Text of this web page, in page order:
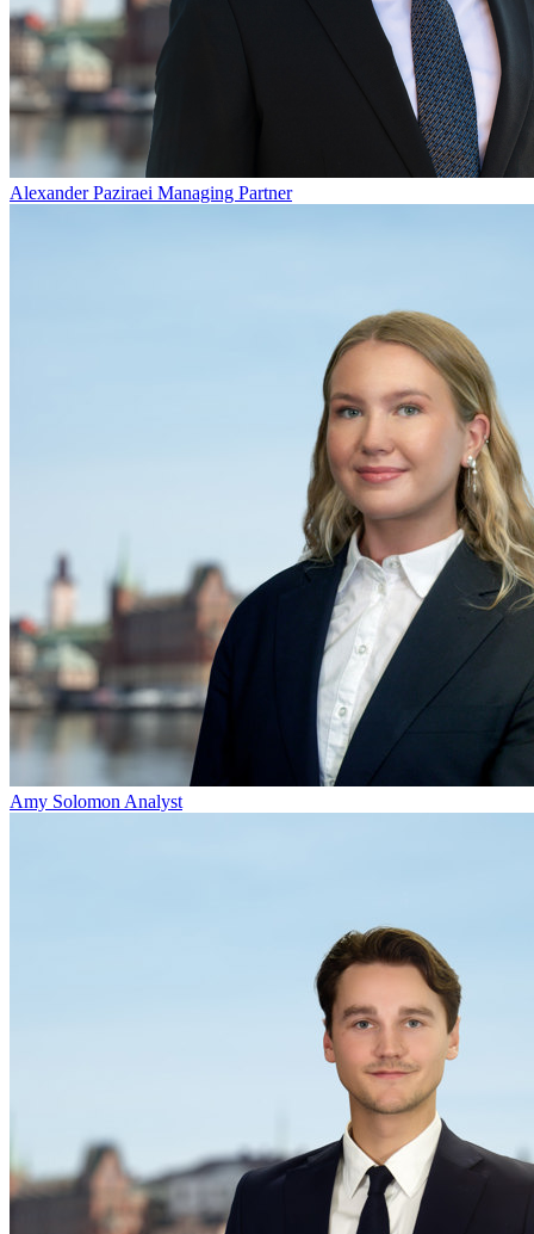
Alexander Paziraei Managing Partner
Amy Solomon Analyst